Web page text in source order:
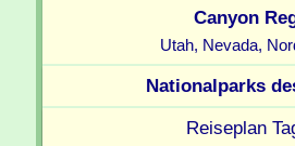
Canyon
Utah, Nevada,
Nationalparks
Reiseplan